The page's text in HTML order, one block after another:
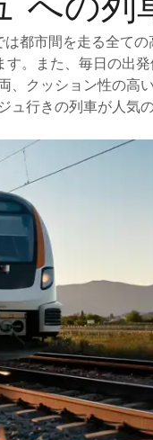
都市間を走る全て
。また、毎日の出
クッション性の高
行きの列車が人気